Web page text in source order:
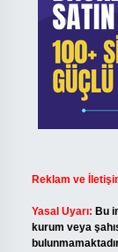
Reklam ve
Yasal Uyarı: Bu
kurum veya